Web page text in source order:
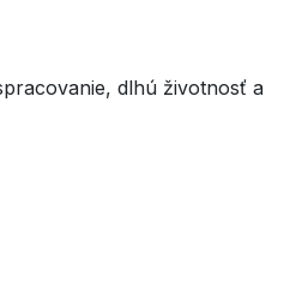
dlhú životnosť a